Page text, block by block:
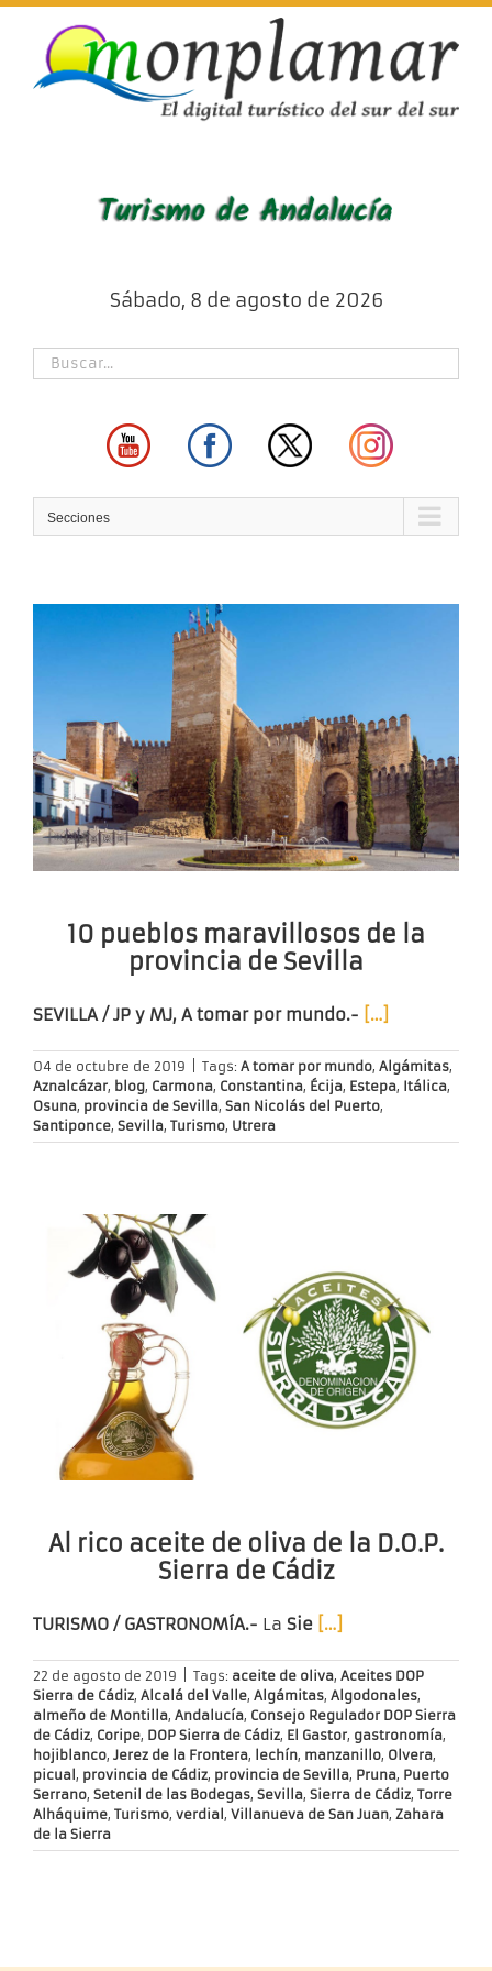
Skip
content
Sábado, 8 de agosto de 2026
Secciones
10 pueblos maravillosos de la
provincia de Sevilla
SEVILLA / JP y MJ, A tomar por mundo.- […]
04 de octubre de 2019 Tags: A tomar por mundo, Algámitas,
Aznalcázar, blog, Carmona, Constantina, Écija, Estepa, Itálica,
Osuna, provincia de Sevilla, San Nicolás del Puerto,
Santiponce, Sevilla, Turismo, Utrera
Al rico aceite de oliva de la D.O.P.
Sierra de Cádiz
TURISMO / GASTRONOMÍA.- La Sie […]
22 de agosto de 2019 Tags: aceite de oliva, Aceites DOP
Sierra de Cádiz, Alcalá del Valle, Algámitas, Algodonales,
almeño de Montilla, Andalucía, Consejo Regulador DOP Sierra
de Cádiz, Coripe, DOP Sierra de Cádiz, El Gastor, gastronomía,
hojiblanco, Jerez de la Frontera, lechín, manzanillo, Olvera,
picual , provincia de Cádiz, provincia de Sevilla, Pruna, Puerto
Serrano, Setenil de las Bodegas, Sevilla, Sierra de Cádiz, Torre
Alháquime, Turismo, verdial , Villanueva de San Juan, Zahara
de la Sierra